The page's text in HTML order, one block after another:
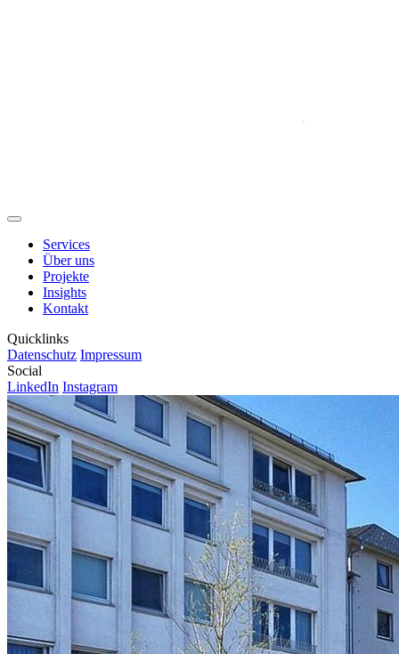
.
Services
Über uns
Projekte
Insights
Kontakt
Quicklinks
Datenschutz Impressum
Social
LinkedIn Instagram